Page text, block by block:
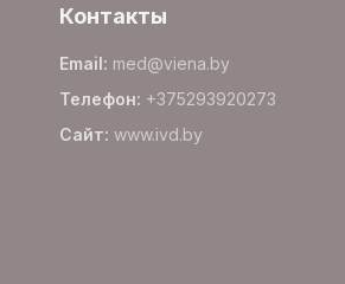
Контакты
Email: med@viena.by
Телефон: +375293920273
Сайт: www.ivd.by